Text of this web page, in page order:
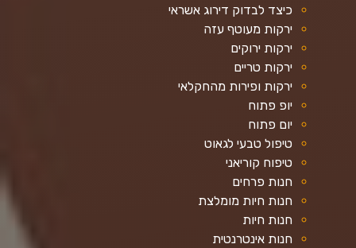
כיצד לבדוק דירוג אשראי
ירקות מעוטף עזה
ירקות ירוקים
ירקות טריים
ירקות ופירות מהחקלאי
יופ פתוח
יום פתוח
טיפול טבעי לגאוט
טיפוח קוריאני
חנות פרחים
חנות חיות מומלצת
חנות חיות
חנות אינטרנטית